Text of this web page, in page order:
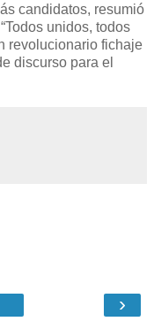
candidatos, resumió
unidos, todos
revolucionario fichaje
discurso para el
›